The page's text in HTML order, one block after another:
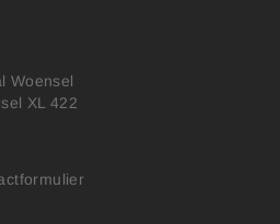
Woensel
XL 422